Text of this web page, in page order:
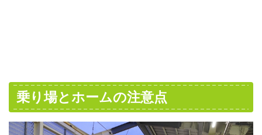
乗り場とホームの注意点